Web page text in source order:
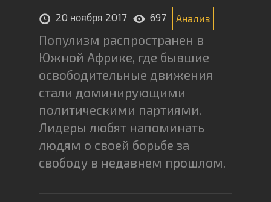
20 ноября 2017 697 Анализ
Популизм распространен в
Южной Африке, где бывшие
освободительные движения
стали доминирующими
политическими партиями.
Лидеры любят напоминать
людям о своей борьбе за
свободу в недавнем прошлом.